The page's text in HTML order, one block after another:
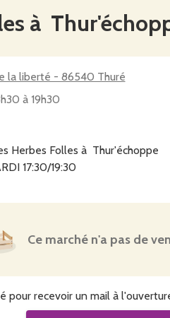
à
la liberté - 86540 Thuré
à 19h30
Herbes Folles à Thur'échoppe
17:30/19:30
Ce marché n'a pas de
pour recevoir un mail à